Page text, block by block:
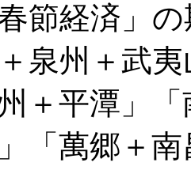
節経済」
泉州＋武
州＋平潭」
「萬郷＋